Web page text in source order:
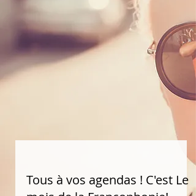
Tous à vos agendas ! C'est Le